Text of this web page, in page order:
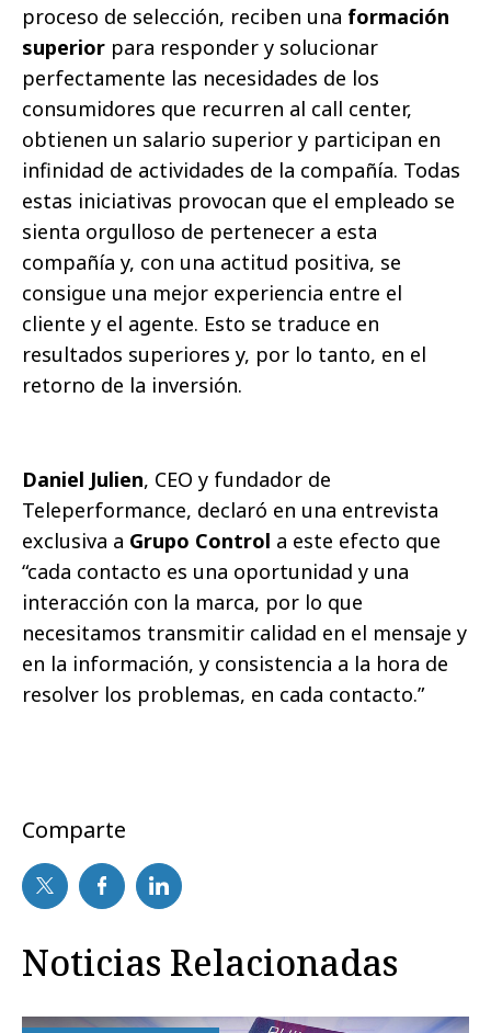
proceso de selección, reciben una formación
superior para responder y solucionar
perfectamente las necesidades de los
consumidores que recurren al call center,
obtienen un salario superior y participan en
infinidad de actividades de la compañía. Todas
estas iniciativas provocan que el empleado se
sienta orgulloso de pertenecer a esta
compañía y, con una actitud positiva, se
consigue una mejor experiencia entre el
cliente y el agente. Esto se traduce en
resultados superiores y, por lo tanto, en el
retorno de la inversión.
Daniel Julien, CEO y fundador de
Teleperformance, declaró en una entrevista
exclusiva a Grupo Control a este efecto que
“cada contacto es una oportunidad y una
interacción con la marca, por lo que
necesitamos transmitir calidad en el mensaje y
en la información, y consistencia a la hora de
resolver los problemas, en cada contacto.”
Comparte
Noticias Relacionadas